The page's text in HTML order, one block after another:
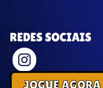
REDES SOCIAIS
JOGUE AGORA